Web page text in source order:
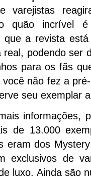
varejistas
quão incrível
que a revista
real, podendo ser
para os fãs
não fez a
seu exemplar
informações,
de 13.000
eram dos
exclusivos de
luxo. Ainda são